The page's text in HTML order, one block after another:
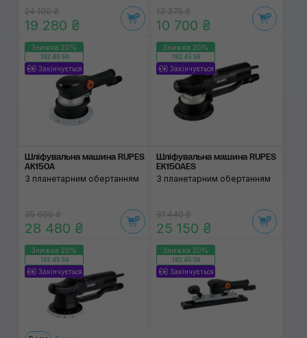
24 100 ₴
19 280 ₴
13 375 ₴
10 700 ₴
Знижка 20%
182:45:59
Закінчується
Шліфувальна машина RUPES
AK150A
З планетарним обертанням
35 600 ₴
28 480 ₴
Знижка 20%
182:45:59
Закінчується
Шліфувальна машина RUPES
EK150AES
З планетарним обертанням
31 440 ₴
25 150 ₴
Знижка 20%
182:45:59
Закінчується
Знижка 20%
182:45:59
Закінчується